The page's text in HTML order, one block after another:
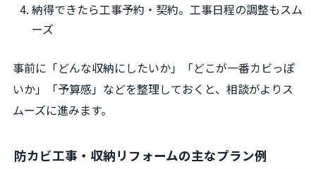
納得できたら工事予約・契約。工事日程の調整もスム
ーズ
事前に「どんな収納にしたいか」「どこが一番カビっぽ
いか」「予算感」などを整理しておくと、相談がよりス
ムーズに進みます。
防カビ工事・収納リフォームの主なプラン例